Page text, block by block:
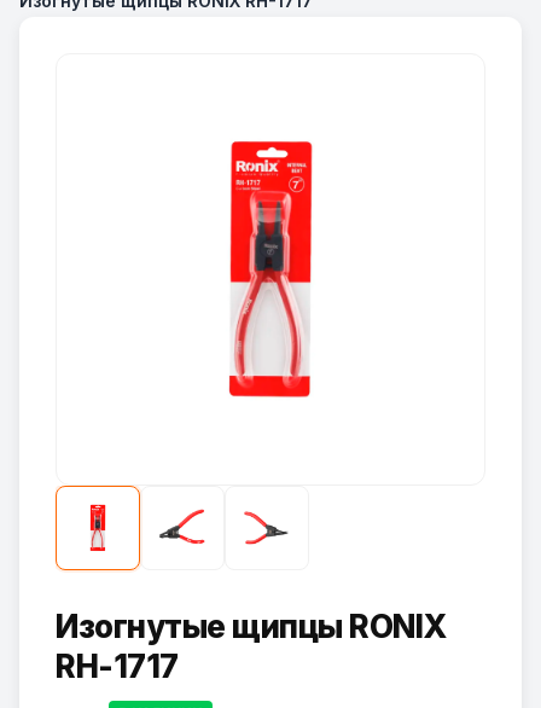
Изогнутые щипцы RONIX
RH-1717